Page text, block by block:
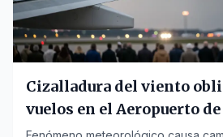
Cizalladura del viento
vuelos en el Aeropuerto